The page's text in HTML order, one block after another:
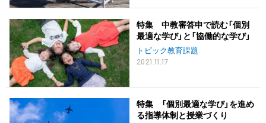
特集 中教審答申で読む「個別
最適な学び」と「協働的な学び」
トピック教育課題
2021.11.17
特集 「個別最適な学び」を進め
る指導体制と授業づくり